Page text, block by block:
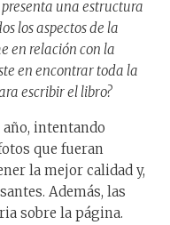
presenta una estructura
los aspectos de la
en relación con la
en encontrar toda la
escribir el libro?
año, intentando
que fueran
la mejor calidad y,
Además, las
sobre la página.